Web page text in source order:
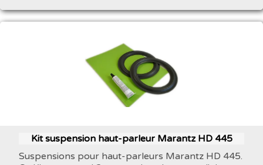
Kit suspension haut-parleur Marantz HD 445
Suspensions pour haut-parleurs Marantz HD 445.